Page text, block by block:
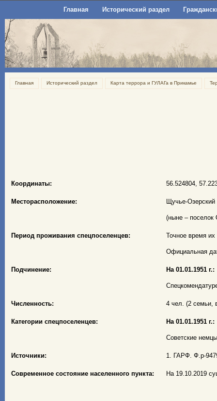
Главная Исторический раздел
Главная Исторический раздел Карта террора и ГУЛАГа в Прикамье
Координаты: 56.524804,
Месторасположение: Щучье-Озерский
(ныне – поселок
Период проживания спецпоселенцев: Точное время их
Официальная
Подчинение: На 01.01.1951 г.:
Численность: 4 чел. (2 семьи,
Категории спецпоселенцев: На 01.01.1951 г.:
Советские
Источники: 1. ГАРФ. Ф.р-
Современное состояние населенного пункта: На 19.10.2019